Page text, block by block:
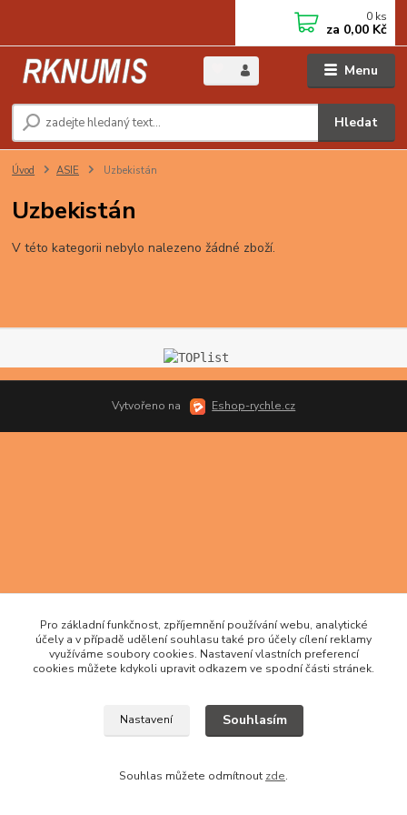
Menu
Hledat
0 ks
za 0,00 Kč
Úvod ASIE Uzbekistán
Uzbekistán
V této kategorii nebylo nalezeno žádné zboží.
Vytvořeno na Eshop-rychle.cz
Pro základní funkčnost, zpříjemnění používání webu, analytické
účely a v případě udělení souhlasu také pro účely cílení reklamy
využíváme soubory cookies. Nastavení vlastních preferencí
cookies můžete kdykoli upravit odkazem ve spodní části stránek.
Nastavení Souhlasím
Souhlas můžete odmítnout zde.